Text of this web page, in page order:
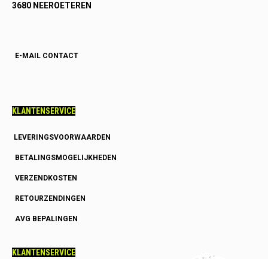
3680 NEEROETEREN
E-MAIL CONTACT
KLANTENSERVICE
LEVERINGSVOORWAARDEN
BETALINGSMOGELIJKHEDEN
VERZENDKOSTEN
RETOURZENDINGEN
AVG BEPALINGEN
KLANTENSERVICE